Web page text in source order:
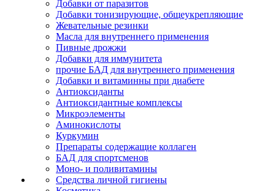
Добавки от паразитов
Добавки тонизирующие, общеукрепляющие
Жевательные резинки
Масла для внутреннего применения
Пивные дрожжи
Добавки для иммунитета
прочие БАД для внутреннего применения
Добавки и витаминны при диабете
Антиоксиданты
Антиоксидантные комплексы
Микроэлементы
Аминокислоты
Куркумин
Препараты содержащие коллаген
БАД для спортсменов
Моно- и поливитамины
Средства личной гигиены